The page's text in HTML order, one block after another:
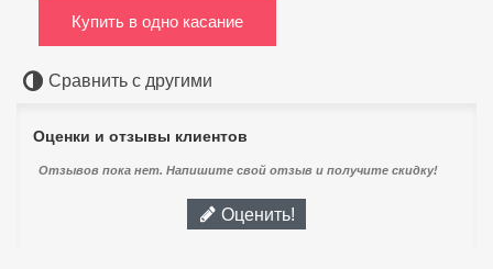
Купить в одно касание
Сравнить с другими
Оценки и отзывы клиентов
Отзывов пока нет. Напишите свой отзыв и получите скидку!
Оценить!